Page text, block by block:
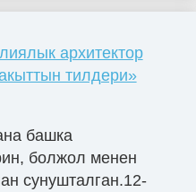
архитектор
тилдери»
башка
болжол менен
сунушталган.12-